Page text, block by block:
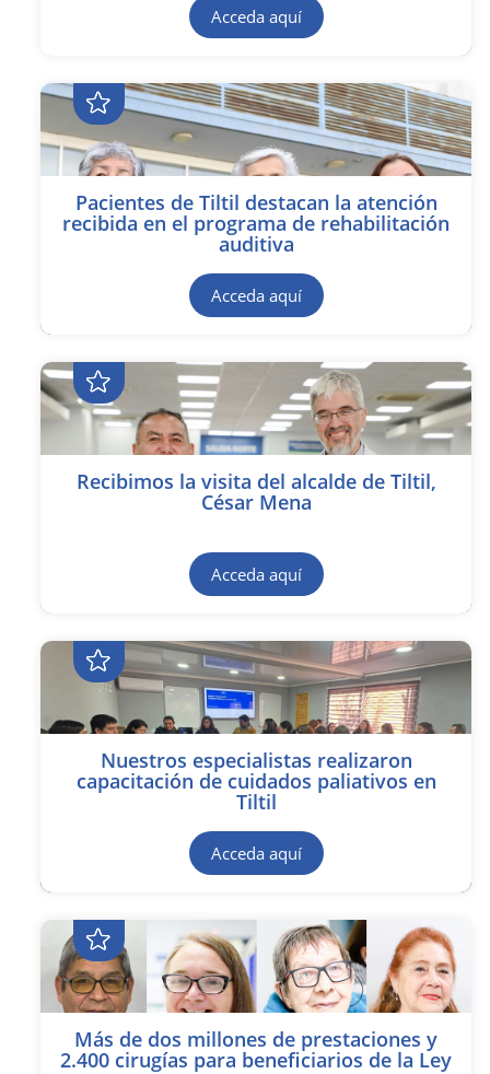
Acceda aquí
Pacientes de Tiltil destacan la atención
recibida en el programa de rehabilitación
auditiva
Acceda aquí
Recibimos la visita del alcalde de Tiltil,
César Mena
Acceda aquí
Nuestros especialistas realizaron
capacitación de cuidados paliativos en
Tiltil
Acceda aquí
Más de dos millones de prestaciones y
2.400 cirugías para beneficiarios de la Ley